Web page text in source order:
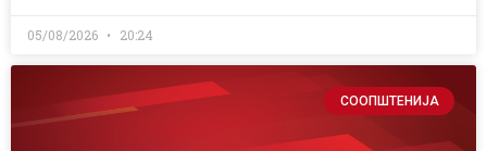
05/08/2026 20:24
СООПШТЕНИЈА